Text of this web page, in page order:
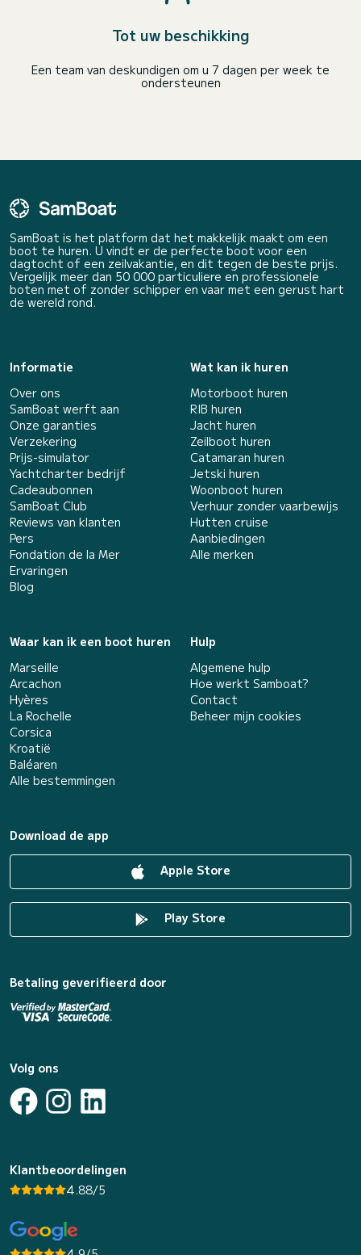
Tot uw beschikking
Een team van deskundigen om u 7 dagen per week te
ondersteunen
SamBoat is het platform dat het makkelijk maakt om een
boot te huren. U vindt er de perfecte boot voor een
dagtocht of een zeilvakantie, en dit tegen de beste prijs.
Vergelijk meer dan 50 000 particuliere en professionele
boten met of zonder schipper en vaar met een gerust hart
de wereld rond.
Informatie
Over ons
SamBoat werft aan
Onze garanties
Verzekering
Prijs-simulator
Yachtcharter bedrijf
Cadeaubonnen
SamBoat Club
Reviews van klanten
Pers
Fondation de la Mer
Ervaringen
Blog
Wat kan ik huren
Motorboot huren
RIB huren
Jacht huren
Zeilboot huren
Catamaran huren
Jetski huren
Woonboot huren
Verhuur zonder vaarbewijs
Hutten cruise
Aanbiedingen
Alle merken
Waar kan ik een boot huren
Marseille
Arcachon
Hyères
La Rochelle
Corsica
Kroatië
Baléaren
Alle bestemmingen
Hulp
Algemene hulp
Hoe werkt Samboat?
Contact
Beheer mijn cookies
Download de app
Apple Store
Play Store
Betaling geverifieerd door
Volg ons
Klantbeoordelingen
4.88/5